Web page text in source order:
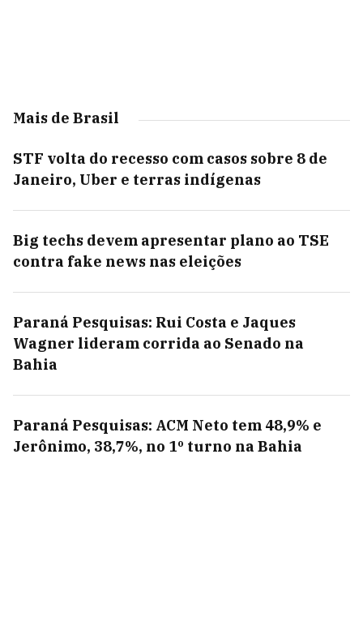
Mais de Brasil
STF volta do recesso com casos sobre 8 de
Janeiro, Uber e terras indígenas
Big techs devem apresentar plano ao TSE
contra fake news nas eleições
Paraná Pesquisas: Rui Costa e Jaques
Wagner lideram corrida ao Senado na
Bahia
Paraná Pesquisas: ACM Neto tem 48,9% e
Jerônimo, 38,7%, no 1º turno na Bahia